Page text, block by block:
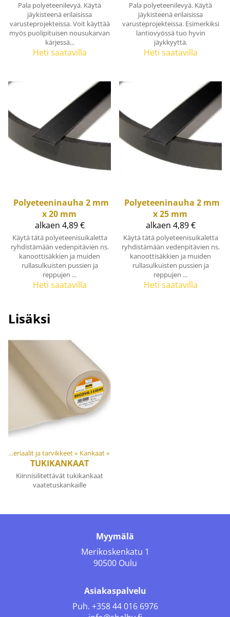
Pala polyeteenilevyä. Käytä
jäykisteenä erilaisissa
varusteprojekteissa. Voit käyttää
myös puolipituisen nousukarvan
kärjessä...
Heti saatavilla
Pala polyeteenilevyä. Käytä
jäykisteenä erilaisissa
varusteprojekteissa. Esimerkiksi
lantiovyössä tuo hyvin
jäykkyyttä.
Heti saatavilla
Polyeteeninauha 2 mm
x 20 mm
alkaen 4,89 €
Käytä tätä polyeteenisuikaletta
ryhdistämään vedenpitävien ns.
kanoottisäkkien ja muiden
rullasulkuisten pussien ja
reppujen ...
Heti saatavilla
Polyeteeninauha 2 mm
x 25 mm
alkaen 4,89 €
Käytä tätä polyeteenisuikaletta
ryhdistämään vedenpitävien ns.
kanoottisäkkien ja muiden
rullasulkuisten pussien ja
reppujen ...
Heti saatavilla
Lisäksi
Materiaalit ja tarvikkeet‪» Kankaat‪»
TUKIKANKAAT
Kiinnisilitettävät tukikankaat
vaatetuskankaille
Myymälä
Merikoskenkatu 1
90500 Oulu
Asiakaspalvelu
Puh. +358 44 016 6976